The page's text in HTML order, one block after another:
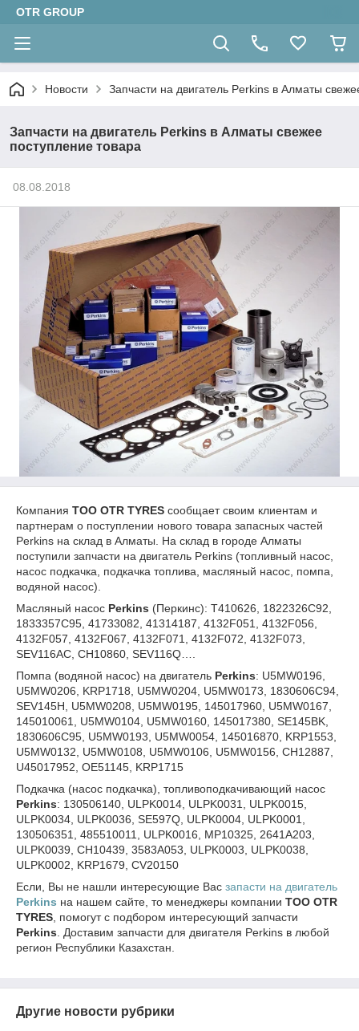
OTR GROUP
Новости Запчасти на двигатель Perkins в Алматы
Запчасти на двигатель Perkins в Алматы свежее
поступление товара
08.08.2018
Компания ТОО OTR TYRES сообщает своим клиентам и
партнерам о поступлении нового товара запасных частей
Perkins на склад в Алматы. На склад в городе Алматы
поступили запчасти на двигатель Perkins (топливный насос,
насос подкачка, подкачка топлива, масляный насос, помпа,
водяной насос).
Масляный насос Perkins (Перкинс): T410626, 1822326C92,
1833357C95, 41733082, 41314187, 4132F051, 4132F056,
4132F057, 4132F067, 4132F071, 4132F072, 4132F073,
SEV116AC, CH10860, SEV116Q….
Помпа (водяной насос) на двигатель Perkins: U5MW0196,
U5MW0206, KRP1718, U5MW0204, U5MW0173, 1830606C94,
SEV145H, U5MW0208, U5MW0195, 145017960, U5MW0167,
145010061, U5MW0104, U5MW0160, 145017380, SE145BK,
1830606C95, U5MW0193, U5MW0054, 145016870, KRP1553,
U5MW0132, U5MW0108, U5MW0106, U5MW0156, CH12887,
U45017952, OE51145, KRP1715
Подкачка (насос подкачка), топливоподкачивающий насос
Perkins: 130506140, ULPK0014, ULPK0031, ULPK0015,
ULPK0034, ULPK0036, SE597Q, ULPK0004, ULPK0001,
130506351, 485510011, ULPK0016, MP10325, 2641A203,
ULPK0039, CH10439, 3583A053, ULPK0003, ULPK0038,
ULPK0002, KRP1679, CV20150
Если, Вы не нашли интересующие Вас запасти на двигатель
Perkins на нашем сайте, то менеджеры компании ТОО OTR
TYRES , помогут с подбором интересующий запчасти
Perkins . Доставим запчасти для двигателя Perkins в любой
регион Республики Казахстан.
Другие новости рубрики